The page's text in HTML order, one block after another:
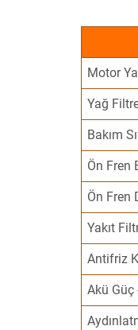
Motor
Yağ
Bakım
Ön Fren
Ön Fren
Yakıt
Antifriz
Akü Güç